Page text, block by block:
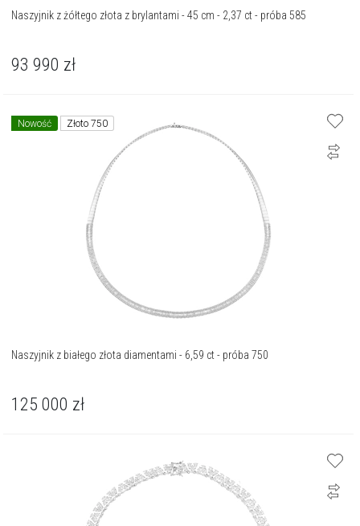
Naszyjnik z żółtego złota z brylantami - 45 cm - 2,37 ct - próba 585
93 990 zł
Nowość Złoto 750
Naszyjnik z białego złota diamentami - 6,59 ct - próba 750
125 000 zł